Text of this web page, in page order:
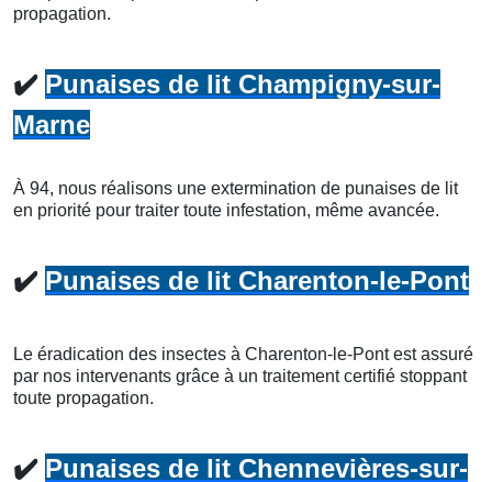
propagation.
✔️ Punaises de lit Champigny-sur-
Marne
À 94, nous réalisons une extermination de punaises de lit
en priorité pour traiter toute infestation, même avancée.
✔️ Punaises de lit Charenton-le-Pont
Le éradication des insectes à Charenton-le-Pont est assuré
par nos intervenants grâce à un traitement certifié stoppant
toute propagation.
✔️ Punaises de lit Chennevières-sur-